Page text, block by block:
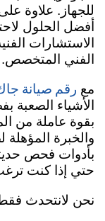
للجهاز. علاوة
أفضل الحلول
الاستشارات
الفني المتخصص.
مع رقم صيانة
الأشياء الصعبة
بقوة عاملة من
والخبرة
بأدوات فحص
حتي إذا كنت
نحن لانتحدث